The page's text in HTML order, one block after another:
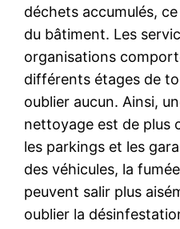
déchets accumulés,
du bâtiment. Les
organisations
différents étages de
oublier aucun. Ainsi,
nettoyage est de plus
les parkings et les
des véhicules, la
peuvent salir plus
oublier la